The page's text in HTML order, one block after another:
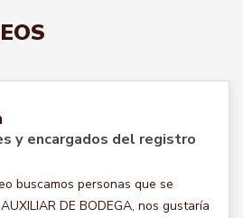
y encargados del registro
buscamos personas que se
DE BODEGA, nos gustaría